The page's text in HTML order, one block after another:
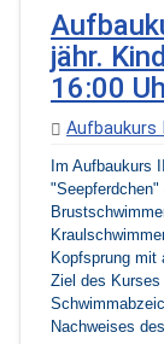
jähr.
16:00
Aufbaukurs
Im Aufbaukurs
"Seepferdchen"
Kopfsprung mit
Ziel des
Nachweises